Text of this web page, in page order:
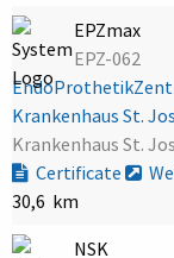
EPZmax
EPZ-062
Krankenhaus St.
Krankenhaus St.
Certificate
30,6 km
NSK